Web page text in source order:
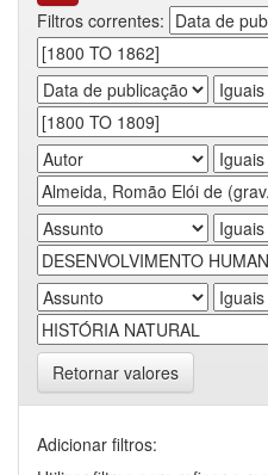
Filtros correntes:
Retornar valores
Adicionar filtros: